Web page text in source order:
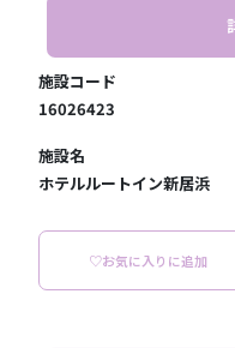
施設コード
16026423
施設名
ホテルルートイン新居浜
♡お気に入りに追加